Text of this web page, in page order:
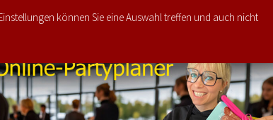
€0,00 0
können Sie eine Auswahl treffen und auch nicht